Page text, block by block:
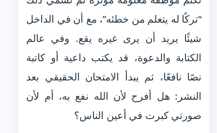
“تركًا له يتعلم من خطئه”، مع أن في الداخل
شيئًا يريد أن يرى غيره يقع. وفي عالم
الكتابة والدعوة، قد يكتب داعية أو كاتبة
نصًا نافعًا، ثم يبدأ الامتحان الحقيقي بعد
النشر: هل أفرح لأن الله نفع به، أم لأن
صورتي كبرت في أعين الناس؟